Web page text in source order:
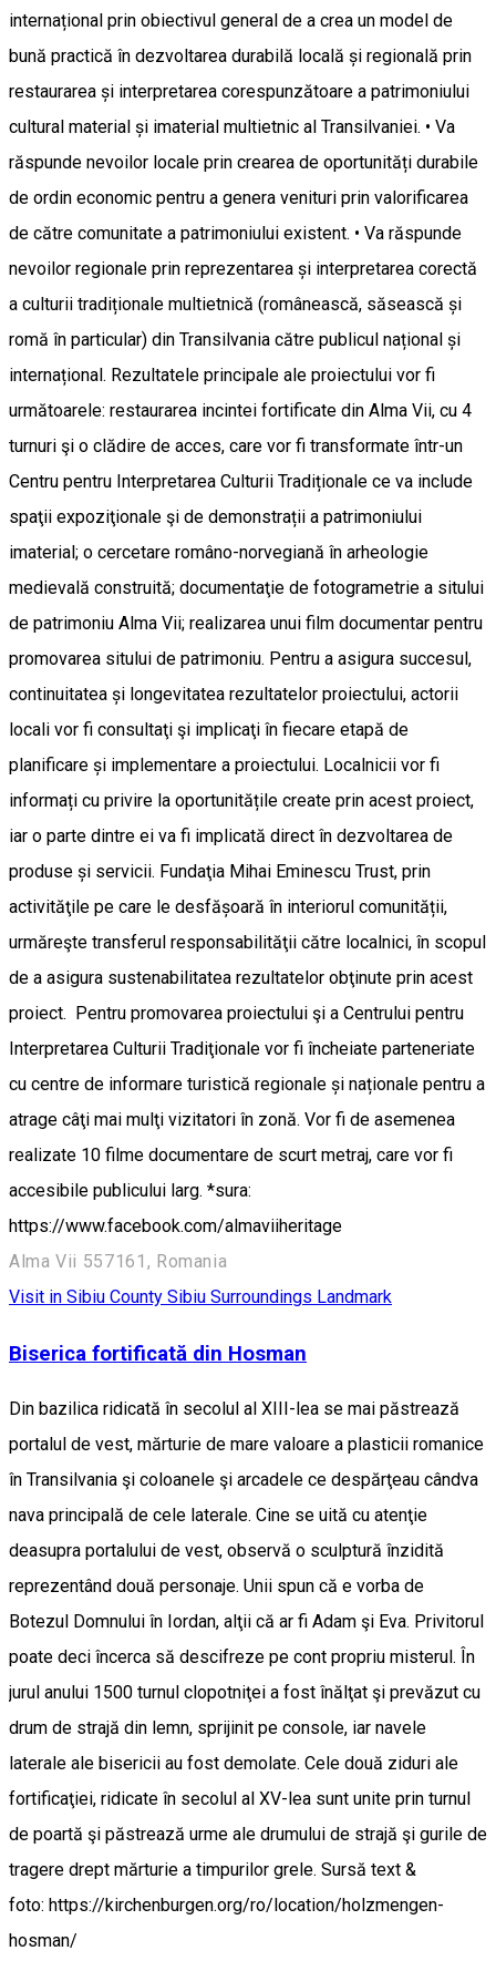
internațional prin obiectivul general de a crea un model de
bună practică în dezvoltarea durabilă locală și regională prin
restaurarea și interpretarea corespunzătoare a patrimoniului
cultural material și imaterial multietnic al Transilvaniei. • Va
răspunde nevoilor locale prin crearea de oportunități durabile
de ordin economic pentru a genera venituri prin valorificarea
de către comunitate a patrimoniului existent. • Va răspunde
nevoilor regionale prin reprezentarea și interpretarea corectă
a culturii tradiționale multietnică (românească, săsească și
romă în particular) din Transilvania către publicul național și
internațional. Rezultatele principale ale proiectului vor fi
următoarele: restaurarea incintei fortificate din Alma Vii, cu 4
turnuri şi o clădire de acces, care vor fi transformate într-un
Centru pentru Interpretarea Culturii Tradiționale ce va include
spaţii expoziţionale şi de demonstrații a patrimoniului
imaterial; o cercetare româno-norvegiană în arheologie
medievală construită; documentaţie de fotogrametrie a sitului
de patrimoniu Alma Vii; realizarea unui film documentar pentru
promovarea sitului de patrimoniu. Pentru a asigura succesul,
continuitatea și longevitatea rezultatelor proiectului, actorii
locali vor fi consultaţi şi implicaţi în fiecare etapă de
planificare și implementare a proiectului. Localnicii vor fi
informați cu privire la oportunitățile create prin acest proiect,
iar o parte dintre ei va fi implicată direct în dezvoltarea de
produse și servicii. Fundaţia Mihai Eminescu Trust, prin
activităţile pe care le desfășoară în interiorul comunității,
urmăreşte transferul responsabilităţii către localnici, în scopul
de a asigura sustenabilitatea rezultatelor obţinute prin acest
proiect. Pentru promovarea proiectului şi a Centrului pentru
Interpretarea Culturii Tradiţionale vor fi încheiate parteneriate
cu centre de informare turistică regionale și naționale pentru a
atrage câţi mai mulţi vizitatori în zonă. Vor fi de asemenea
realizate 10 filme documentare de scurt metraj, care vor fi
accesibile publicului larg. *sura:
https://www.facebook.com/almaviiheritage
Alma Vii 557161, Romania
Visit in Sibiu County Sibiu Surroundings Landmark
Biserica fortificată din Hosman
Din bazilica ridicată în secolul al XIII-lea se mai păstrează
portalul de vest, mărturie de mare valoare a plasticii romanice
în Transilvania şi coloanele şi arcadele ce despărţeau cândva
nava principală de cele laterale. Cine se uită cu atenţie
deasupra portalului de vest, observă o sculptură înzidită
reprezentând două personaje. Unii spun că e vorba de
Botezul Domnului în Iordan, alţii că ar fi Adam şi Eva. Privitorul
poate deci încerca să descifreze pe cont propriu misterul. În
jurul anului 1500 turnul clopotniţei a fost înălţat şi prevăzut cu
drum de strajă din lemn, sprijinit pe console, iar navele
laterale ale bisericii au fost demolate. Cele două ziduri ale
fortificaţiei, ridicate în secolul al XV-lea sunt unite prin turnul
de poartă şi păstrează urme ale drumului de strajă şi gurile de
tragere drept mărturie a timpurilor grele. Sursă text &
foto: https://kirchenburgen.org/ro/location/holzmengen-
hosman/